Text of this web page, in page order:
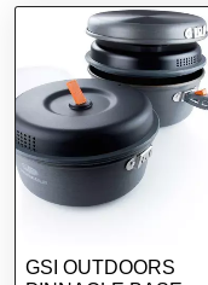
GSI OUTDOORS